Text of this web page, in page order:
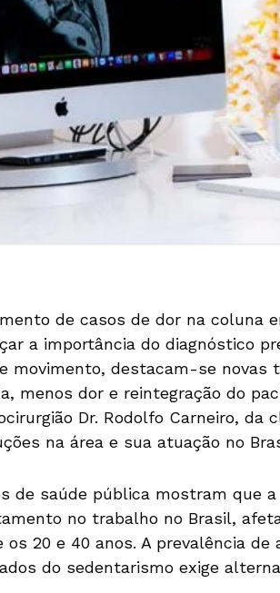
de casos de dor na coluna
a importância do diagnóstico
movimento, destacam-se novas
menos dor e reintegração do
Dr. Rodolfo Carneiro, da
na área e sua atuação no
de saúde pública mostram que
no trabalho no Brasil,
os 20 e 40 anos. A prevalência
do sedentarismo exige